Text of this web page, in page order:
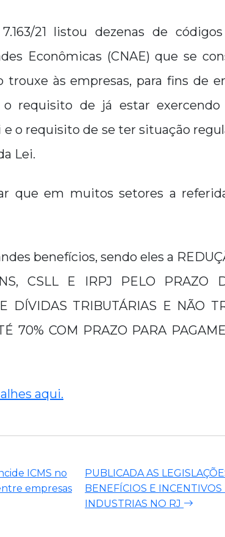
21 listou dezenas de
Econômicas (CNAE) que se
trouxe às empresas, para fins de
o requisito de já estar
o requisito de se ter situação
Lei.
que em muitos setores a
benefícios, sendo eles a
CSLL E IRPJ PELO PRAZO
DÍVIDAS TRIBUTÁRIAS E NÃO
70% COM PRAZO PARA
aqui.
ICMS no
empresas
PUBLICADA AS
BENEFÍCIOS E INCENTIVOS
INDUSTRIAS NO RJ